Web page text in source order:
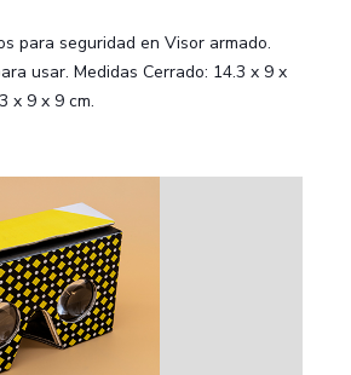
para seguridad en Visor armado.
usar. Medidas Cerrado: 14.3 x 9 x
x 9 x 9 cm.